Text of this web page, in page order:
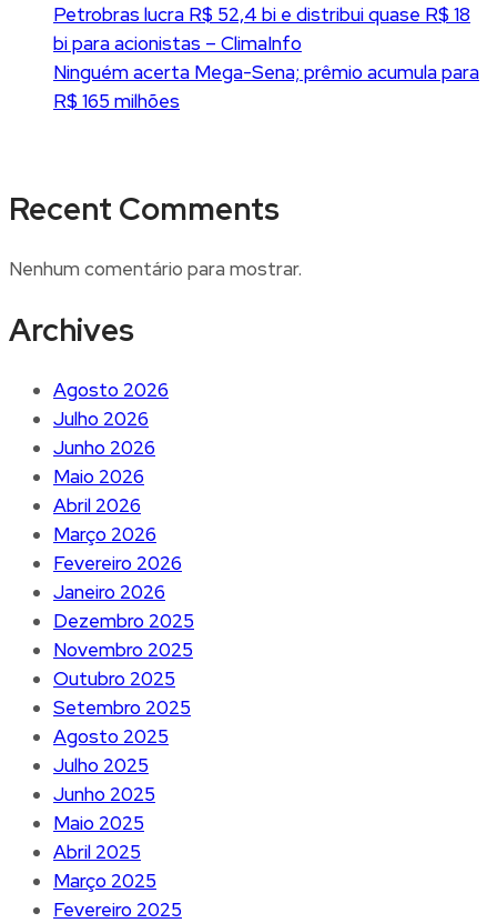
Petrobras lucra R$ 52,4 bi e distribui quase R$ 18
bi para acionistas – ClimaInfo
Ninguém acerta Mega-Sena; prêmio acumula para
R$ 165 milhões
Recent Comments
Nenhum comentário para mostrar.
Archives
Agosto 2026
Julho 2026
Junho 2026
Maio 2026
Abril 2026
Março 2026
Fevereiro 2026
Janeiro 2026
Dezembro 2025
Novembro 2025
Outubro 2025
Setembro 2025
Agosto 2025
Julho 2025
Junho 2025
Maio 2025
Abril 2025
Março 2025
Fevereiro 2025